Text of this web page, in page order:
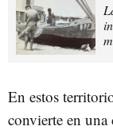
En estos
convierte en